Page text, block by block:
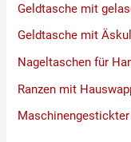
Geldtasche mit
Geldtasche mit
Nageltaschen für
Ranzen mit